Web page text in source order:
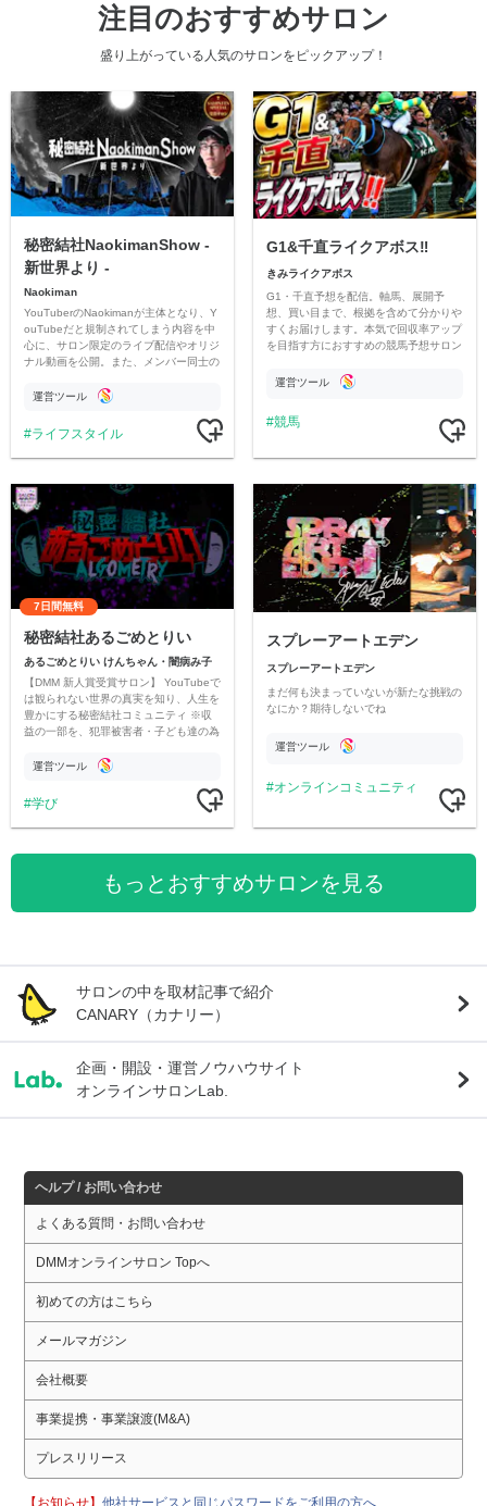
注目のおすすめサロン
盛り上がっている人気のサロンをピックアップ！
秘密結社NaokimanShow -
新世界より -
Naokiman
YouTuberのNaokimanが主体となり、Y
ouTubeだと規制されてしまう内容を中
心に、サロン限定のライブ配信やオリジ
ナル動画を公開。また、メンバー同士の
ただいています。
運営ツール
ライフスタイル
G1&千直ライクアボス‼️
きみライクアボス
G1・千直予想を配信。軸馬、展開予
想、買い目まで、根拠を含めて分かりや
すくお届けします。本気で回収率アップ
を目指す方におすすめの競馬予想サロン
運営ツール
競馬
7日間無料
秘密結社あるごめとりい
あるごめとりい けんちゃん・闇病み子
【DMM 新人賞受賞サロン】 YouTubeで
は観られない世界の真実を知り、人生を
豊かにする秘密結社コミュニティ ※収
益の一部を、犯罪被害者・子ども達の為
す運営ツール
学び
スプレーアートエデン
スプレーアートエデン
まだ何も決まっていないが新たな挑戦の
なにか？期待しないでね
運営ツール
オンラインコミュニティ
もっとおすすめサロンを見る
サロンの中を取材記事で紹介
CANARY（カナリー）
企画・開設・運営ノウハウサイト
オンラインサロンLab.
ヘルプ / お問い合わせ
よくある質問・お問い合わせ
DMMオンラインサロン Topへ
初めての方はこちら
メールマガジン
会社概要
事業提携・事業譲渡(M&A)
プレスリリース
【お知らせ】他社サービスと同じパスワードをご利用の方へ